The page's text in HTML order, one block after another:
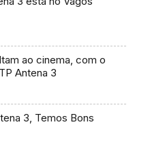
ao cinema, com o
Antena 3
3, Temos Bons